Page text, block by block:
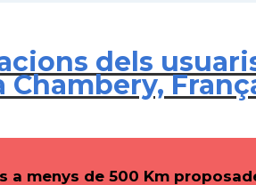
dels
Chambery,
a menys de 500 Km